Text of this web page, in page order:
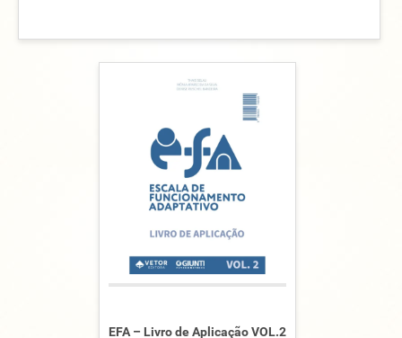
EFA – Livro de Aplicação VOL.2